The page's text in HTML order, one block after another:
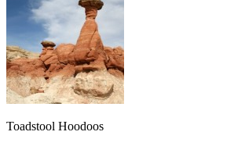
Toadstool Hoodoos